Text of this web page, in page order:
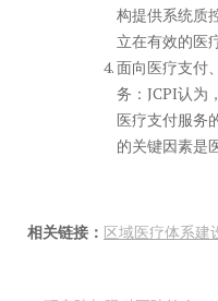
构提供系统质
立在有效的医
面向医疗支付
务：JCPI认为
医疗支付服务
的关键因素是
相关链接： 区域医疗体系建